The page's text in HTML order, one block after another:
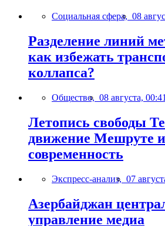
Социальная сфера, 08
Разделение линий
как избежать
коллапса?
Общество, 08 августа, 00:41
Летопись свободы
движение Мешруте и
современность
Экспресс-анализ, 07
Азербайджан
управление медиа